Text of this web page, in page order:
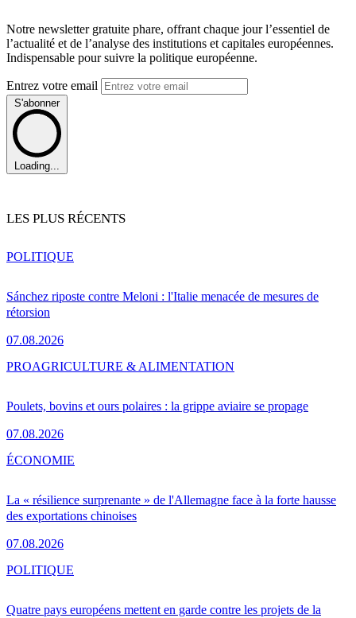
Notre newsletter gratuite phare, offrant chaque jour l’essentiel de
l’actualité et de l’analyse des institutions et capitales européennes.
Indispensable pour suivre la politique européenne.
Entrez votre email
S'abonner
Loading...
LES PLUS RÉCENTS
Sánchez riposte contre Meloni : l'Italie menacée de mesures de
rétorsion
07.08.2026
POLITIQUE
Poulets, bovins et ours polaires : la grippe aviaire se propage
07.08.2026
PROAGRICULTURE & ALIMENTATION
La « résilience surprenante » de l'Allemagne face à la forte hausse
des exportations chinoises
07.08.2026
ÉCONOMIE
Quatre pays européens mettent en garde contre les projets de la
POLITIQUE